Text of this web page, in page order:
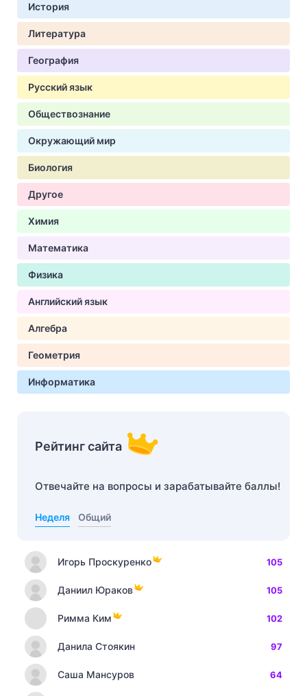
История
Литература
География
Русский язык
Обществознание
Окружающий мир
Биология
Другое
Химия
Математика
Физика
Английский язык
Алгебра
Геометрия
Информатика
Рейтинг сайта
Отвечайте на вопросы и зарабатывайте баллы!
Неделя Общий
Игорь Проскуренко 105
Даниил Юраков 105
Римма Ким 102
Данила Стоякин 97
Саша Мансуров 64